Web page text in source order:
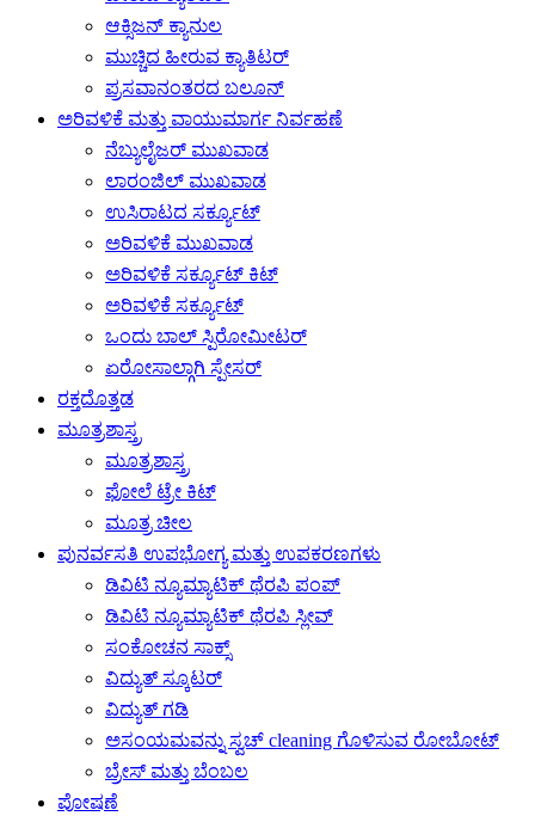
ಆಕ್ಸಿಜನ್ ಕ್ಯಾನುಲ
ಮುಚ್ಚಿದ ಹೀರುವ ಕ್ಯಾತಿಟರ್
ಪ್ರಸವಾನಂತರದ ಬಲೂನ್
ಅರಿವಳಿಕೆ ಮತ್ತು ವಾಯುಮಾರ್ಗ ನಿರ್ವಹಣೆ
ನೆಬ್ಯುಲೈಜರ್ ಮುಖವಾಡ
ಲಾರಂಜಿಲ್ ಮುಖವಾಡ
ಉಸಿರಾಟದ ಸರ್ಕ್ಯೂಟ್
ಅರಿವಳಿಕೆ ಮುಖವಾಡ
ಅರಿವಳಿಕೆ ಸರ್ಕ್ಯೂಟ್ ಕಿಟ್
ಅರಿವಳಿಕೆ ಸರ್ಕ್ಯೂಟ್
ಒಂದು ಬಾಲ್ ಸ್ಪಿರೋಮೀಟರ್
ಏರೋಸಾಲ್ಗಾಗಿ ಸ್ಪೇಸರ್
ರಕ್ತದೊತ್ತಡ
ಮೂತ್ರಶಾಸ್ತ್ರ
ಮೂತ್ರಶಾಸ್ತ್ರ
ಫೋಲೆ ಟ್ರೇ ಕಿಟ್
ಮೂತ್ರ ಚೀಲ
ಪುನರ್ವಸತಿ ಉಪಭೋಗ್ಯ ಮತ್ತು ಉಪಕರಣಗಳು
ಡಿವಿಟಿ ನ್ಯೂಮ್ಯಾಟಿಕ್ ಥೆರಪಿ ಪಂಪ್
ಡಿವಿಟಿ ನ್ಯೂಮ್ಯಾಟಿಕ್ ಥೆರಪಿ ಸ್ಲೀವ್
ಸಂಕೋಚನ ಸಾಕ್ಸ್
ವಿದ್ಯುತ್ ಸ್ಕೂಟರ್
ವಿದ್ಯುತ್ ಗಡಿ
ಅಸಂಯಮವನ್ನು ಸ್ವಚ್ cleaning ಗೊಳಿಸುವ ರೋಬೋಟ್
ಬ್ರೇಸ್ ಮತ್ತು ಬೆಂಬಲ
ಪೋಷಣೆ